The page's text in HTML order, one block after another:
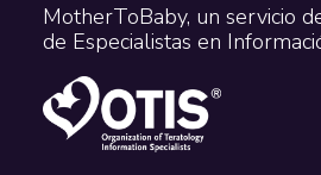
MotherToBaby, un servicio
de Especialistas en